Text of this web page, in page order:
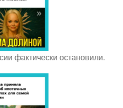
фактически остановили.